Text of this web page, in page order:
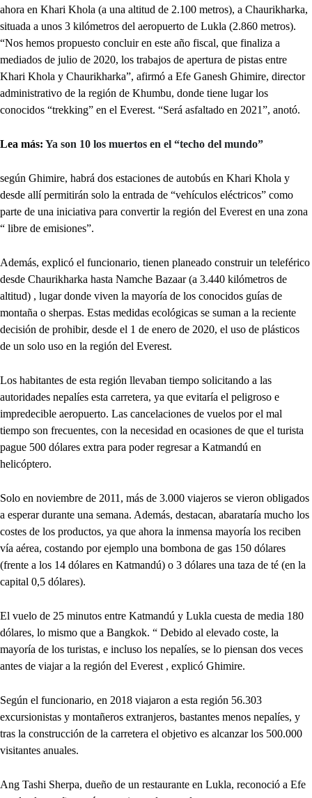
ahora en Khari Khola (a una altitud de 2.100 metros), a Chaurikharka,
situada a unos 3 kilómetros del aeropuerto de Lukla (2.860 metros).
“Nos hemos propuesto concluir en este año fiscal, que finaliza a
mediados de julio de 2020, los trabajos de apertura de pistas entre
Khari Khola y Chaurikharka”, afirmó a Efe Ganesh Ghimire, director
administrativo de la región de Khumbu, donde tiene lugar los
conocidos “trekking” en el Everest. “Será asfaltado en 2021”, anotó.
Lea más: Ya son 10 los muertos en el “techo del mundo”
según Ghimire, habrá dos estaciones de autobús en Khari Khola y
desde allí permitirán solo la entrada de “vehículos eléctricos” como
parte de una iniciativa para convertir la región del Everest en una zona
“ libre de emisiones”.
Además, explicó el funcionario, tienen planeado construir un teleférico
desde Chaurikharka hasta Namche Bazaar (a 3.440 kilómetros de
altitud) , lugar donde viven la mayoría de los conocidos guías de
montaña o sherpas. Estas medidas ecológicas se suman a la reciente
decisión de prohibir, desde el 1 de enero de 2020, el uso de plásticos
de un solo uso en la región del Everest.
Los habitantes de esta región llevaban tiempo solicitando a las
autoridades nepalíes esta carretera, ya que evitaría el peligroso e
impredecible aeropuerto. Las cancelaciones de vuelos por el mal
tiempo son frecuentes, con la necesidad en ocasiones de que el turista
pague 500 dólares extra para poder regresar a Katmandú en
helicóptero.
Solo en noviembre de 2011, más de 3.000 viajeros se vieron obligados
a esperar durante una semana. Además, destacan, abarataría mucho los
costes de los productos, ya que ahora la inmensa mayoría los reciben
vía aérea, costando por ejemplo una bombona de gas 150 dólares
(frente a los 14 dólares en Katmandú) o 3 dólares una taza de té (en la
capital 0,5 dólares).
El vuelo de 25 minutos entre Katmandú y Lukla cuesta de media 180
dólares, lo mismo que a Bangkok. “ Debido al elevado coste, la
mayoría de los turistas, e incluso los nepalíes, se lo piensan dos veces
antes de viajar a la región del Everest , explicó Ghimire.
Según el funcionario, en 2018 viajaron a esta región 56.303
excursionistas y montañeros extranjeros, bastantes menos nepalíes, y
tras la construcción de la carretera el objetivo es alcanzar los 500.000
visitantes anuales.
Ang Tashi Sherpa, dueño de un restaurante en Lukla, reconoció a Efe